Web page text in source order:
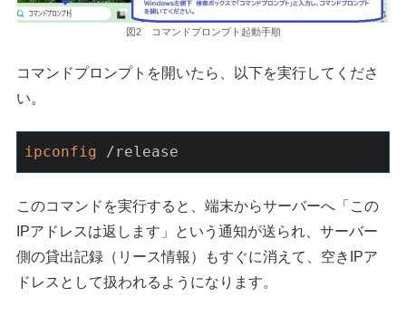
図2 コマンドプロンプト起動手順
コマンドプロンプトを開いたら、以下を実行してくださ
い。
ipconfig /release
このコマンドを実行すると、端末からサーバーへ「この
IPアドレスは返します」という通知が送られ、サーバー
側の貸出記録（リース情報）もすぐに消えて、空きIPア
ドレスとして扱われるようになります。